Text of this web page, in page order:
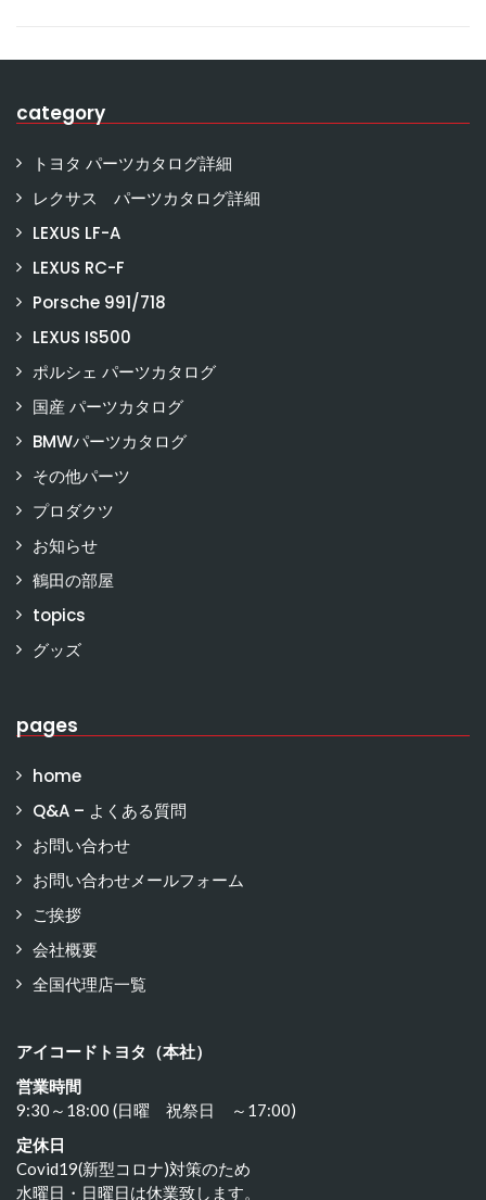
category
トヨタ パーツカタログ詳細
レクサス パーツカタログ詳細
LEXUS LF-A
LEXUS RC-F
Porsche 991/718
LEXUS IS500
ポルシェ パーツカタログ
国産 パーツカタログ
BMWパーツカタログ
その他パーツ
プロダクツ
お知らせ
鶴田の部屋
topics
グッズ
pages
home
Q&A – よくある質問
お問い合わせ
お問い合わせメールフォーム
ご挨拶
会社概要
全国代理店一覧
アイコードトヨタ（本社）
営業時間
9:30～18:00 (日曜 祝祭日 ～17:00)
定休日
Covid19(新型コロナ)対策のため
水曜日・日曜日は休業致します。